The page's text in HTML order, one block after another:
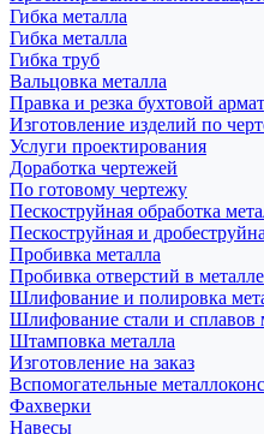
Гибка металла
Гибка металла
Гибка труб
Вальцовка металла
Правка и резка бухтовой
Изготовление изделий по
Услуги проектирования
Доработка чертежей
По готовому чертежу
Пескоструйная обработка
Пескоструйная и
Пробивка металла
Пробивка отверстий в металле
Шлифование и полировка
Шлифование стали и сплавов
Штамповка металла
Изготовление на заказ
Вспомогательные
Фахверки
Навесы